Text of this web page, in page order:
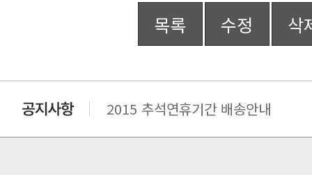
목록 수정 삭
2015 추석연휴기간 배송안내